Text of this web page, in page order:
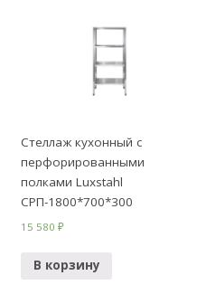
Стеллаж кухонный с
перфорированными
полками Luxstahl
СРП-1800*700*300
15 580₽
В корзину